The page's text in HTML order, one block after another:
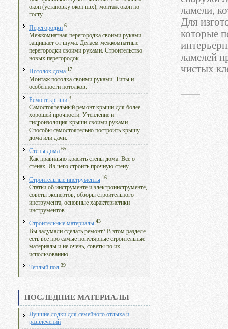
окон (установку окон пвх), монтаж окон по
госту.
Перегородки 6
Межкомнатная перегородка своими руками
защищает от шума. Делаем межкомнатные
перегородки своими руками. Строительство
новых перегородок.
Потолок дома 17
Монтаж потолка своими руками. Типы и
особенности потолков.
Ремонт крыши 3
Самостоятельный ремонт крыши для более
хорошей прочности. Утепление и
гидроизоляция крыши своими руками.
Способы самостоятельно построить крышу
дома или дачи.
Стены дома 65
Как правильно красить стены дома. Все о
стенах. Из чего строить прочную стену.
Строительные инструменты 16
Статьи об инструменте и электроинструменте,
советы экспертов, обзоры строительного
инструмента, основные характеристики
инструментов.
Строительные материалы 43
Вы задумали сделать ремонт? В этом разделе
есть все про самые популярные строительные
материалы и не очень, советы по их
использованию.
Теплый пол 39
ПОСЛЕДНИЕ МАТЕРИАЛЫ
Лучшие лодки для семейного отдыха и
развлечений
ламели,
Для
которые
ламелей
чистых